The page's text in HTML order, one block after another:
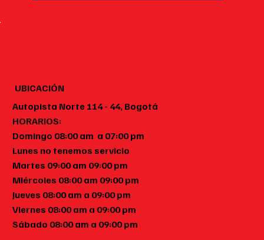
UBICACIÓN
Autopista Norte 114 - 44, Bogotá
HORARIOS:
Domingo 08:00 am a 07:00 pm
Lunes no tenemos servicio
Martes 09:00 am 09:00 pm
Miércoles 08:00 am 09:00 pm
Jueves 08:00 am a 09:00 pm
Viernes 08:00 am a 09:00 pm
Sábado 08:00 am a 09:00 pm